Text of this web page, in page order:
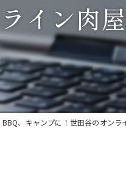
BBQ
販売
持ち帰り
イン肉
BBQ、キャンプに！世田谷のオン